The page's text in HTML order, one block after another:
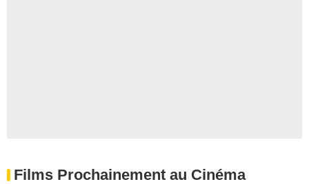
Films Prochainement au Cinéma